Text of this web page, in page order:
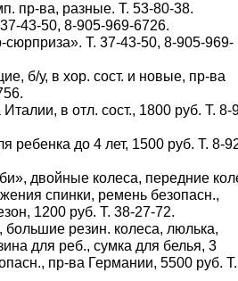
пр-ва, разные. Т. 53-80-38.
43-50, 8-905-969-6726.
сюрприза». Т. 37-43-50, 8-905-969-
б/у, в хор. сост. и новые, пр-ва
в отл. сост., 1800 руб. Т. 8-
ребенка до 4 лет, 1500 руб. Т. 8-
двойные колеса, передние
спинки, ремень безопасн.,
1200 руб. Т. 38-27-72.
большие резин. колеса, люлька,
для реб., сумка для белья, 3
пр-ва Германии, 5500 руб.